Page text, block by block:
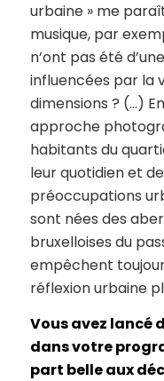
urbaine » me
musique, par
n’ont pas été
influencées par la
dimensions ? (…)
approche
habitants du
leur quotidien et
préoccupations
sont nées des
bruxelloises du
empêchent
réflexion urbaine
Vous avez lancé
dans votre
part belle aux